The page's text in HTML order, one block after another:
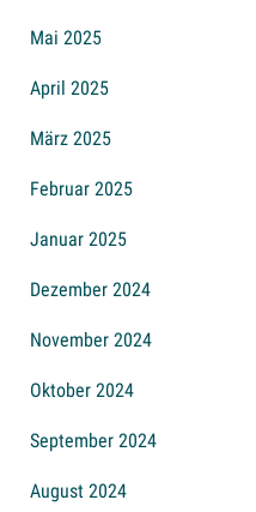
Mai 2025
April 2025
März 2025
Februar 2025
Januar 2025
Dezember 2024
November 2024
Oktober 2024
September 2024
August 2024